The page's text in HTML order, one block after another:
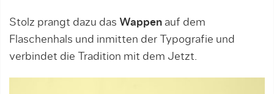
Stolz prangt dazu das Wappen auf dem
Flaschenhals und inmitten der Typografie und
verbindet die Tradition mit dem Jetzt.